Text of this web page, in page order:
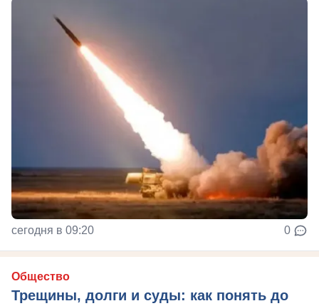
сегодня в 09:20 0
Общество
Трещины, долги и суды: как понять до